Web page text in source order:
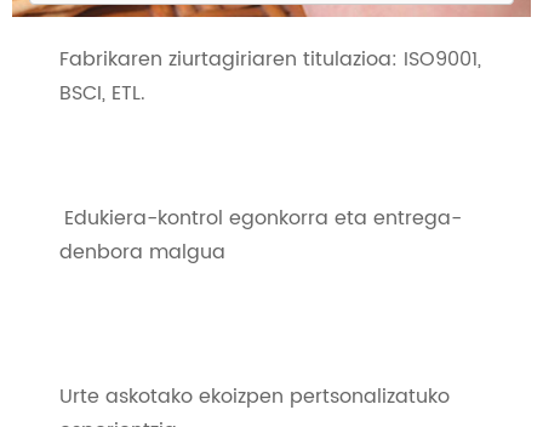
Fabrikaren ziurtagiriaren titulazioa: ISO9001,
BSCI, ETL.
Edukiera-kontrol egonkorra eta entrega-
denbora malgua
Urte askotako ekoizpen pertsonalizatuko